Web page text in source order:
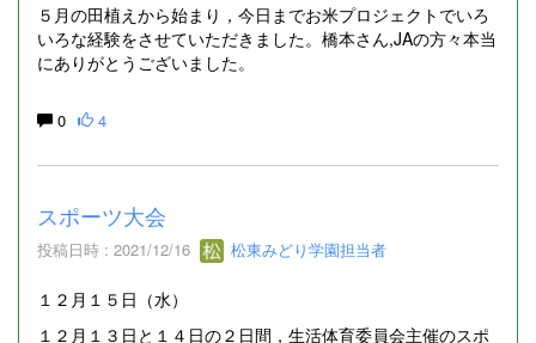
５月の田植えから始まり，今日までお米プロジェクトでいろ
いろな経験をさせていただきました。橋本さん,JAの方々本当
にありがとうございました。
0 4
スポーツ大会
投稿日時 : 2021/12/16 松東みどり学園担当者
１２月１５日（水）
１２月１３日と１４日の２日間，生活体育委員会主催のスポ